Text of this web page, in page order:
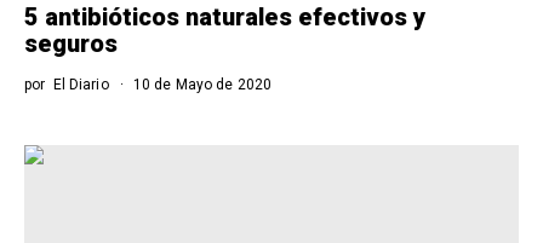
5 antibióticos naturales efectivos y
seguros
por El Diario 10 de Mayo de 2020